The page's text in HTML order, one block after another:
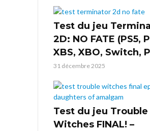
Test du jeu
2D: NO FATE (PS5,
XBS, XBO, Switch,
31 décembre 2025
Test du jeu Trouble
Witches FINAL! –